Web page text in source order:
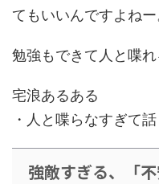
てもいいんですよねー
勉強もできて人と喋
宅浪あるある
・ 人と喋らなすぎて話
強敵すぎる、「不